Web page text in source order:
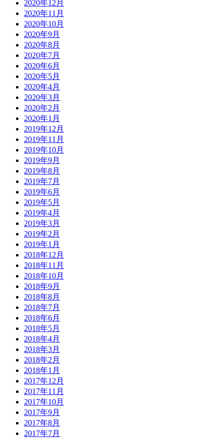
2020年12月
2020年11月
2020年10月
2020年9月
2020年8月
2020年7月
2020年6月
2020年5月
2020年4月
2020年3月
2020年2月
2020年1月
2019年12月
2019年11月
2019年10月
2019年9月
2019年8月
2019年7月
2019年6月
2019年5月
2019年4月
2019年3月
2019年2月
2019年1月
2018年12月
2018年11月
2018年10月
2018年9月
2018年8月
2018年7月
2018年6月
2018年5月
2018年4月
2018年3月
2018年2月
2018年1月
2017年12月
2017年11月
2017年10月
2017年9月
2017年8月
2017年7月